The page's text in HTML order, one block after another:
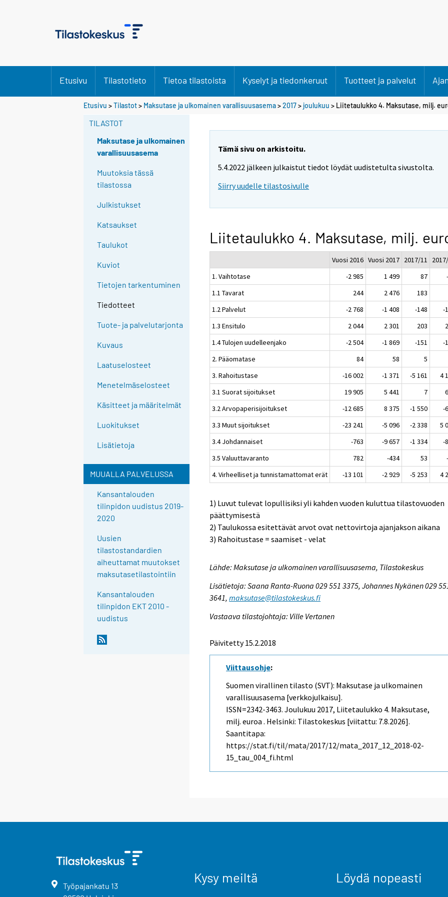
Etusivu Tilastotieto Tietoa tilastoista Kyselyt ja tiedonkeruut Tuotteet ja palvelut
Etusivu >Tilastot> Maksutase ja ulkomainen varallisuusasema>2017> joulukuu > Liitetaulukko 4. Maksutase, milj.
TILASTOT
Maksutase ja ulkomainen
varallisuusasema
Muutoksia tässä
tilastossa
Julkistukset
Katsaukset
Taulukot
Kuviot
Tietojen tarkentuminen
Tiedotteet
Tuote- ja palvelutarjonta
Kuvaus
Laatuselosteet
Menetelmäselosteet
Käsitteet ja määritelmät
Luokitukset
Lisätietoja
MUUALLA PALVELUSSA
Kansantalouden
tilinpidon uudistus 2019-
2020
Uusien
tilastostandardien
aiheuttamat muutokset
maksutasetilastointiin
Kansantalouden
tilinpidon EKT 2010 -
uudistus
Tämä sivu on arkistoitu.
5.4.2022 jälkeen julkaistut tiedot löydät uudistetulta sivustolta.
Siirry uudelle tilastosivulle
Liitetaulukko 4. Maksutase, milj.
Vuosi 2016 Vuosi 2017 2017/11
1. Vaihtotase
-2 985 1 499 87
1.1 Tavarat
244 2 476 183
1.2 Palvelut
-2 768 -1 408 -148
-
1.3 Ensitulo
2 044 2 301 203
1.4 Tulojen uudelleenjako
-2 504 -1 869 -151
-
2. Pääomatase
84 58 5
3. Rahoitustase
-16 002 -1 371 -5 161
4
3.1 Suorat sijoitukset
19 905 5 441 7
3.2 Arvopaperisijoitukset
-12 685 8 375 -1 550
-
3.3 Muut sijoitukset
-23 241 -5 096 -2 338
5
3.4 Johdannaiset
-763 -9 657 -1 334
-
3.5 Valuuttavaranto
782 -434 53
4. Virheelliset ja tunnistamattomat erät
-13 101 -2 929 -5 253 4
1) Luvut tulevat lopullisiksi yli kahden vuoden kuluttua tilastovuoden
päättymisestä
2) Taulukossa esitettävät arvot ovat nettovirtoja ajanjakson aikana
3) Rahoitustase = saamiset - velat
Lähde: Maksutase ja ulkomainen varallisuusasema, Tilastokeskus
Lisätietoja: Saana Ranta-Ruona 029 551 3375, Johannes Nykänen 029
3641,maksutase@tilastokeskus.fi
Vastaava tilastojohtaja: Ville Vertanen
Päivitetty 15.2.2018
Viittausohje:
Suomen virallinen tilasto (SVT): Maksutase ja ulkomainen
varallisuusasema [verkkojulkaisu].
ISSN=2342-3463.Joulukuu 2017, Liitetaulukko 4. Maksutase,
milj. euroa . Helsinki: Tilastokeskus [viitattu: 7.8.2026].
Saantitapa:
https://stat.fi/til/mata/2017/12/mata_2017_12_2018-02-
15_tau_004_fi.html
Työpajankatu 13
Kysy meiltä Löydä nopeasti